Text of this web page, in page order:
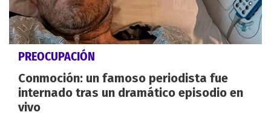
PREOCUPACIÓN
Conmoción: un famoso periodista fue
internado tras un dramático episodio en
vivo